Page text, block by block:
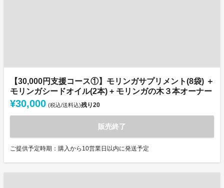
【30,000円支援コース①】モリンガサプリメント(8袋) ＋
モリンガシードオイル(2本) + モリンガの木３本オーナー
¥30,000 (税込/送料込)残り20
販売終了
ご提供予定時期：購入から10営業日以内に発送予定